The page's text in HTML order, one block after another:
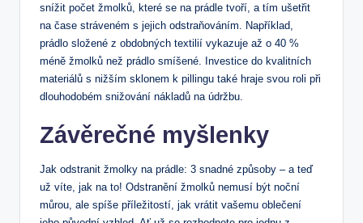
snížit ‍počet žmolků, které se na prádle tvoří, a⁢ tím ušetřit
na čase⁤ stráveném s jejich odstraňováním. Například,
prádlo složené z obdobných textilií vykazuje až‍ o 40 %
méně žmolků než prádlo smíšené. Investice do kvalitních
materiálů s nižším sklonem k pillingu také hraje svou roli při​
dlouhodobém ⁣snižování nákladů na​ údržbu.
Závěrečné‌ myšlenky
Jak⁣ odstranit žmolky na prádle: 3 snadné⁤ způsoby – a teď
už víte, jak na to! Odstranění žmolků nemusí být noční
můrou,⁤ ale ‌spíše příležitostí, jak vrátit vašemu oblečení